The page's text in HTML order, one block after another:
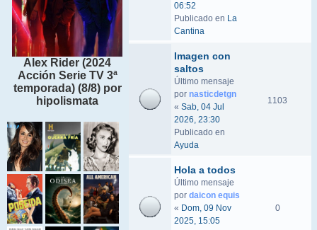
Alex Rider (2024
Acción Serie TV 3ª
temporada) (8/8) por
hipolismata
06:52
Publicado en La
Cantina
Imagen con
saltos
Último mensaje
por nasticdetgn
« Sab, 04 Jul
2026, 23:30
Publicado en
Ayuda
1103
Hola a todos
Último mensaje
por daicon equis
« Dom, 09 Nov
2025, 15:05
0